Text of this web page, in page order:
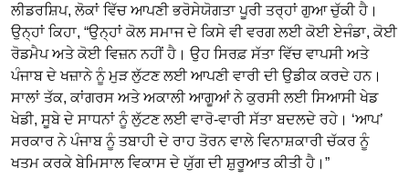
ਲੀਡਰਸ਼ਿਪ, ਲੋਕਾਂ ਵਿੱਚ ਆਪਣੀ ਭਰੋਸੇਯੋਗਤਾ ਪੂਰੀ ਤਰ੍ਹਾਂ ਗੁਆ ਚੁੱਕੀ ਹੈ।
ਉਨ੍ਹਾਂ ਕਿਹਾ, “ਉਨ੍ਹਾਂ ਕੋਲ ਸਮਾਜ ਦੇ ਕਿਸੇ ਵੀ ਵਰਗ ਲਈ ਕੋਈ ਏਜੰਡਾ, ਕੋਈ
ਰੋਡਮੈਪ ਅਤੇ ਕੋਈ ਵਿਜ਼ਨ ਨਹੀਂ ਹੈ। ਉਹ ਸਿਰਫ਼ ਸੱਤਾ ਵਿੱਚ ਵਾਪਸੀ ਅਤੇ
ਪੰਜਾਬ ਦੇ ਖਜ਼ਾਨੇ ਨੂੰ ਮੁੜ ਲੁੱਟਣ ਲਈ ਆਪਣੀ ਵਾਰੀ ਦੀ ਉਡੀਕ ਕਰਦੇ ਹਨ।
ਸਾਲਾਂ ਤੱਕ, ਕਾਂਗਰਸ ਅਤੇ ਅਕਾਲੀ ਆਗੂਆਂ ਨੇ ਕੁਰਸੀ ਲਈ ਸਿਆਸੀ ਖੇਡ
ਖੇਡੀ, ਸੂਬੇ ਦੇ ਸਾਧਨਾਂ ਨੂੰ ਲੁੱਟਣ ਲਈ ਵਾਰੋ-ਵਾਰੀ ਸੱਤਾ ਬਦਲਦੇ ਰਹੇ। ‘ਆਪ’
ਸਰਕਾਰ ਨੇ ਪੰਜਾਬ ਨੂੰ ਤਬਾਹੀ ਦੇ ਰਾਹ ਤੋਰਨ ਵਾਲੇ ਵਿਨਾਸ਼ਕਾਰੀ ਚੱਕਰ ਨੂੰ
ਖਤਮ ਕਰਕੇ ਬੇਮਿਸਾਲ ਵਿਕਾਸ ਦੇ ਯੁੱਗ ਦੀ ਸ਼ੁਰੂਆਤ ਕੀਤੀ ਹੈ।”